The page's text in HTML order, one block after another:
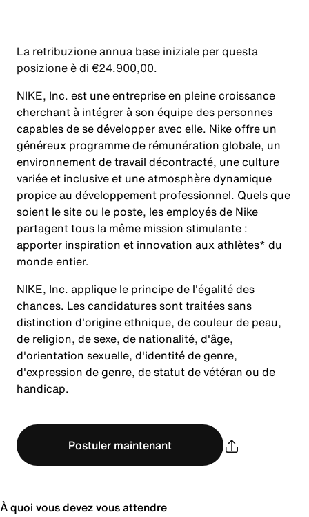
La retribuzione annua base iniziale per questa
posizione è di €24.900,00.
NIKE, Inc. est une entreprise en pleine croissance
cherchant à intégrer à son équipe des personnes
capables de se développer avec elle. Nike offre un
généreux programme de rémunération globale, un
environnement de travail décontracté, une culture
variée et inclusive et une atmosphère dynamique
propice au développement professionnel. Quels que
soient le site ou le poste, les employés de Nike
partagent tous la même mission stimulante :
apporter inspiration et innovation aux athlètes* du
monde entier.
NIKE, Inc. applique le principe de l'égalité des
chances. Les candidatures sont traitées sans
distinction d'origine ethnique, de couleur de peau,
de religion, de sexe, de nationalité, d'âge,
d'orientation sexuelle, d'identité de genre,
d'expression de genre, de statut de vétéran ou de
handicap.
Postuler maintenant
À quoi vous devez vous attendre